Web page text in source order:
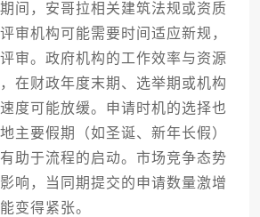
间，安哥拉相关建筑法规或资质
审机构可能需要时间适应新规，
审。政府机构的工作效率与资源
在财政年度末期、选举期或机构
度可能放缓。申请时机的选择也
主要假期（如圣诞、新年长假）
助于流程的启动。市场竞争态势
响，当同期提交的申请数量激增
变得紧张。